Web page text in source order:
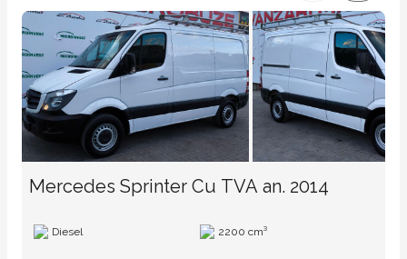
Mercedes Sprinter Cu TVA an. 2014
Diesel 2200 cm³